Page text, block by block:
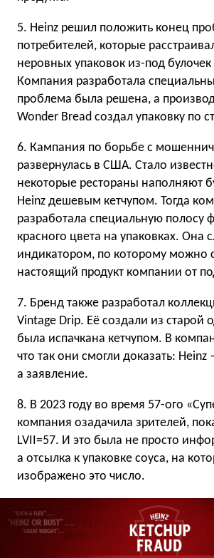
5. Heinz решил положить конец
потребителей, которые
неровных упаковок из-под
Компания разработала
проблема была решена, а
Wonder Bread создал упаковку по
6. Кампания по борьбе с
развернулась в США. Стало
некоторые рестораны наполняют
Heinz дешевым кетчупом. Тогда
разработала специальную полосу
красного цвета на упаковках. Она
индикатором, по которому можно
настоящий продукт компании от
7. Бренд также разработал
Vintage Drip. Её создали из старой
была испачкана кетчупом. В
что так они смогли доказать:
а заявление.
8. В 2023 году во время 57-ого
компания озадачила зрителей,
LVII=57. И это была не просто
а отсылка к упаковке соуса, на
изображено это число.